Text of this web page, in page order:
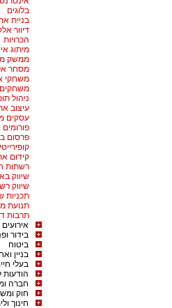
בלוגים
בניית
דיוור
הכרויות
מיתוג
ממשק
מסחר
משחקי
ניהול
עיצוב
עסקים
פורומים
פרסום
קידום
רשתות
שיווק
שיווק
תכניות
תנועת
תרבות
אירועים
בידור
ביטוח
בניין
בעלי
הודעות
חברה
חוק
חינוך